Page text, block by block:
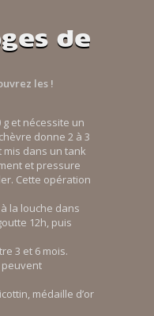
de
les !
et nécessite un
donne 2 à 3
mis dans un tank
et pressure
Cette opération
la louche dans
12h, puis
3 et 6 mois.
peuvent
médaille d’or